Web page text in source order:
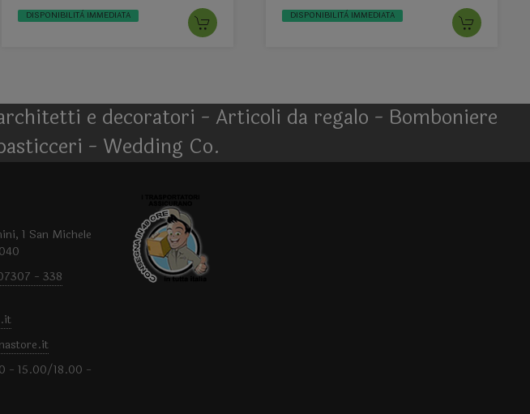
DISPONIBILITÀ IMMEDIATA DISPONIBILITÀ IMMEDIATA
e decoratori - Articoli da regalo - Bomboniere
- Wedding Co.
1 San Michele
- 338
- 15.00/18.00 -